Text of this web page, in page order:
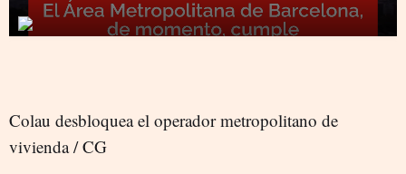
Colau desbloquea el operador metropolitano de
vivienda / CG